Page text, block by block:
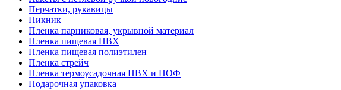
Перчатки, рукавицы
Пикник
Пленка парниковая, укрывной материал
Пленка пищевая ПВХ
Пленка пищевая полиэтилен
Пленка стрейч
Пленка термоусадочная ПВХ и ПОФ
Подарочная упаковка